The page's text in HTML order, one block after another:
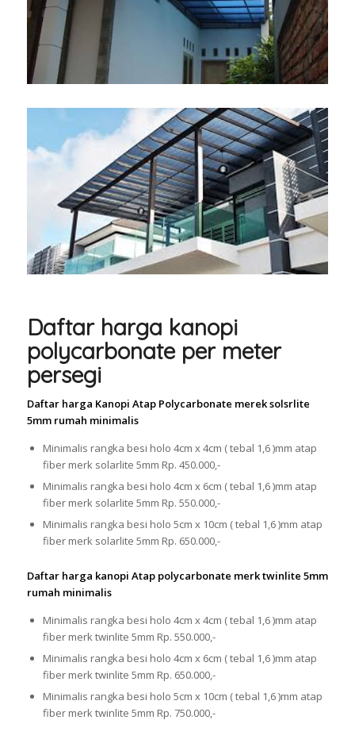
Daftar harga kanopi
polycarbonate per meter
persegi
Daftar harga Kanopi Atap Polycarbonate merek solsrlite
5mm rumah minimalis
Minimalis rangka besi holo 4cm x 4cm ( tebal 1,6 )mm atap
fiber merk solarlite 5mm Rp. 450.000,-
Minimalis rangka besi holo 4cm x 6cm ( tebal 1,6 )mm atap
fiber merk solarlite 5mm Rp. 550.000,-
Minimalis rangka besi holo 5cm x 10cm ( tebal 1,6 )mm atap
fiber merk solarlite 5mm Rp. 650.000,-
Daftar harga kanopi Atap polycarbonate merk twinlite 5mm
rumah minimalis
Minimalis rangka besi holo 4cm x 4cm ( tebal 1,6 )mm atap
fiber merk twinlite 5mm Rp. 550.000,-
Minimalis rangka besi holo 4cm x 6cm ( tebal 1,6 )mm atap
fiber merk twinlite 5mm Rp. 650.000,-
Minimalis rangka besi holo 5cm x 10cm ( tebal 1,6 )mm atap
fiber merk twinlite 5mm Rp. 750.000,-